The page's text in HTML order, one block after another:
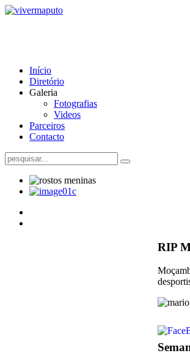
Início
Diretório
Galeria
Fotografias
Videos
Parceiros
Contacto
RIP